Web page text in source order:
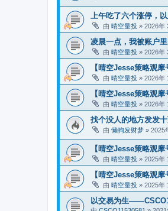
上午吃了六个涨停，
由 晴空量投 » 2026年
凌晨一点，我被账户
由 晴空量投 » 2026年
【晴空Jesse策略观
由 晴空量投 » 2026年
【晴空Jesse策略观
由 晴空量投 » 2026年
找个没人的地方发发
由 懒狗发财梦 » 2025
【晴空Jesse策略观
由 晴空量投 » 2025年
【晴空Jesse策略观
由 晴空量投 » 2025年
以交易为生